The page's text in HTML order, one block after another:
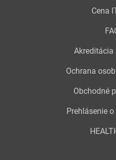
Cena
Akreditácia
Ochrana
Obchodné
Prehlásenie